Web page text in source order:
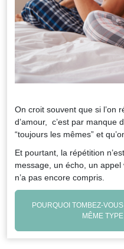
On croit souvent que si l’on
d’amour, c’est par manque
“toujours les mêmes” et
Et pourtant, la répétition
message, un écho, un appel
n’a pas encore compris.
POURQUOI TOMBEZ-
MÊME